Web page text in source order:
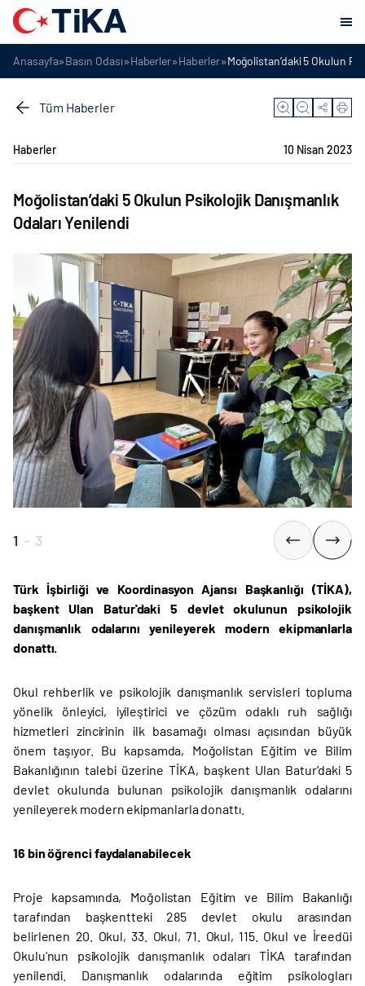
Anasayfa»Basın Odası»Haberler»Haberler»Moğolistan’daki 5 Okulun
Tüm Haberler
Haberler 10 Nisan 2023
Moğolistan’daki 5 Okulun Psikolojik Danışmanlık
Odaları Yenilendi
1 - 3
Türk İşbirliği ve Koordinasyon Ajansı Başkanlığı (TİKA),
başkent Ulan Batur'daki 5 devlet okulunun psikolojik
danışmanlık odalarını yenileyerek modern ekipmanlarla
donattı.
Okul rehberlik ve psikolojik danışmanlık servisleri topluma
yönelik önleyici, iyileştirici ve çözüm odaklı ruh sağlığı
hizmetleri zincirinin ilk basamağı olması açısından büyük
önem taşıyor. Bu kapsamda, Moğolistan Eğitim ve Bilim
Bakanlığının talebi üzerine TİKA, başkent Ulan Batur'daki 5
devlet okulunda bulunan psikolojik danışmanlık odalarını
yenileyerek modern ekipmanlarla donattı.
16 bin öğrenci faydalanabilecek
Proje kapsamında, Moğolistan Eğitim ve Bilim Bakanlığı
tarafından başkentteki 285 devlet okulu arasından
belirlenen 20. Okul, 33. Okul, 71. Okul, 115. Okul ve İreedüi
Okulu’nun psikolojik danışmanlık odaları TİKA tarafından
yenilendi. Danışmanlık odalarında eğitim psikologları